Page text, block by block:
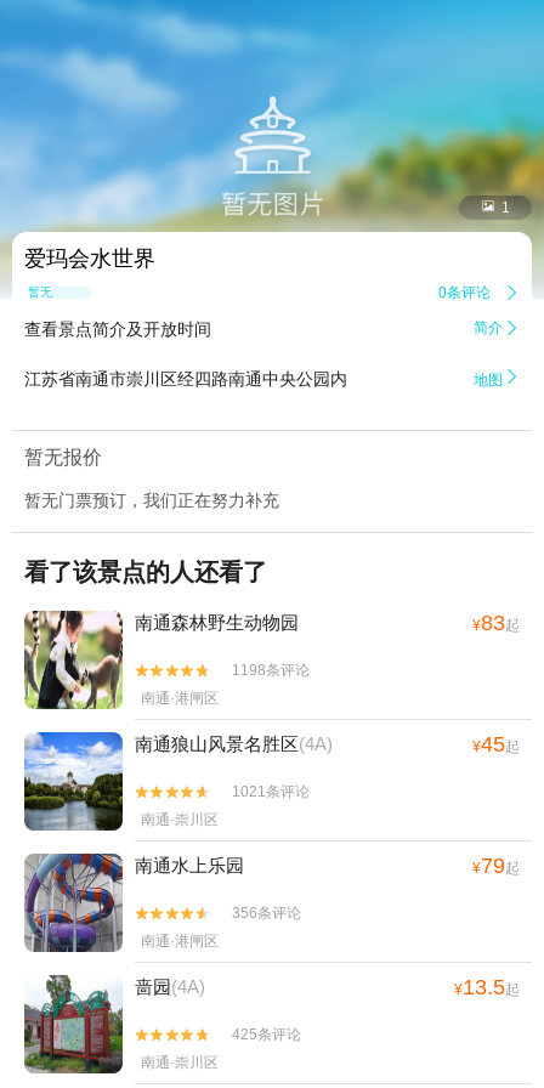
 1
爱玛会水世界
暂无点评 0条评论 
查看景点简介及开放时间 简介 
江苏省南通市崇川区经四路南通中央公园内 地图 
暂无报价
暂无门票预订，我们正在努力补充
看了该景点的人还看了
南通森林野生动物园 ¥83起


1198条评论
南通·港闸区
南通狼山风景名胜区(4A) ¥45起


1021条评论
南通·崇川区
南通水上乐园 ¥79起


356条评论
南通·港闸区
啬园(4A) ¥13.5起


425条评论
南通·崇川区